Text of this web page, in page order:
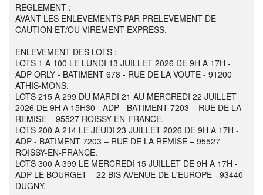
REGLEMENT :
AVANT LES ENLEVEMENTS PAR PRELEVEMENT DE
CAUTION ET/OU VIREMENT EXPRESS.
ENLEVEMENT DES LOTS :
LOTS 1 A 100 LE LUNDI 13 JUILLET 2026 DE 9H A 17H -
ADP ORLY - BATIMENT 678 - RUE DE LA VOUTE - 91200
ATHIS-MONS.
LOTS 215 A 299 DU MARDI 21 AU MERCREDI 22 JUILLET
2026 DE 9H A 15H30 - ADP - BATIMENT 7203 – RUE DE LA
REMISE – 95527 ROISSY-EN-FRANCE.
LOTS 200 A 214 LE JEUDI 23 JUILLET 2026 DE 9H A 17H -
ADP - BATIMENT 7203 – RUE DE LA REMISE – 95527
ROISSY-EN-FRANCE.
LOTS 300 A 399 LE MERCREDI 15 JUILLET DE 9H A 17H -
ADP LE BOURGET – 22 BIS AVENUE DE L'EUROPE - 93440
DUGNY.